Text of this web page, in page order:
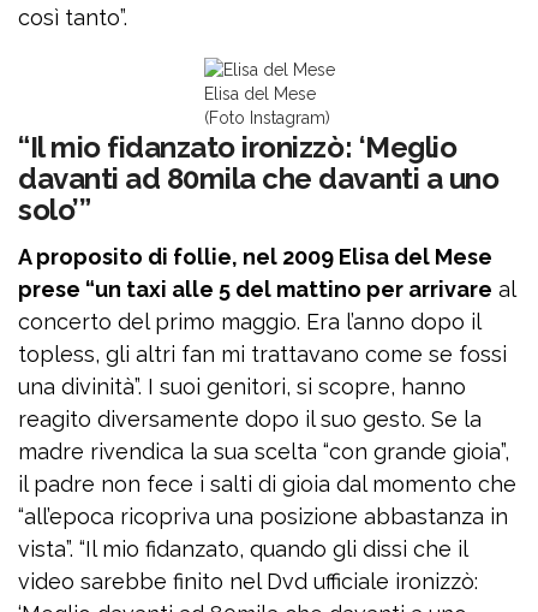
così tanto”.
Elisa del Mese
(Foto Instagram)
“Il mio fidanzato ironizzò: ‘Meglio
davanti ad 80mila che davanti a uno
solo’”
A proposito di follie, nel 2009 Elisa del Mese
prese “un taxi alle 5 del mattino per arrivare al
concerto del primo maggio. Era l’anno dopo il
topless, gli altri fan mi trattavano come se fossi
una divinità”. I suoi genitori, si scopre, hanno
reagito diversamente dopo il suo gesto. Se la
madre rivendica la sua scelta “con grande gioia”,
il padre non fece i salti di gioia dal momento che
“all’epoca ricopriva una posizione abbastanza in
vista”. “Il mio fidanzato, quando gli dissi che il
video sarebbe finito nel Dvd ufficiale ironizzò: